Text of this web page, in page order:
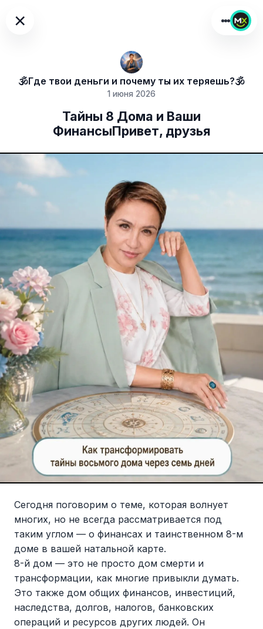
×
🕉Где твои деньги и почему ты их теряешь?🕉
1 июня 2026
Тайны 8 Дома и Ваши
ФинансыПривет, друзья
Сегодня поговорим о теме, которая волнует
многих, но не всегда рассматривается под
таким углом — о финансах и таинственном 8-м
доме в вашей натальной карте.
8-й дом — это не просто дом смерти и
трансформации, как многие привыкли думать.
Это также дом общих финансов, инвестиций,
наследства, долгов, налогов, банковских
операций и ресурсов других людей. Он